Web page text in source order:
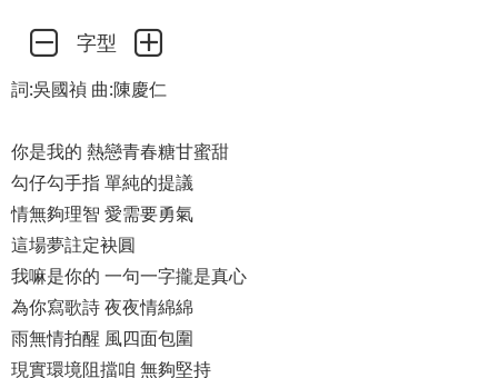
字型
詞:吳國禎 曲:陳慶仁
你是我的 熱戀青春糖甘蜜甜
勾仔勾手指 單純的提議
情無夠理智 愛需要勇氣
這場夢註定袂圓
我嘛是你的 一句一字攏是真心
為你寫歌詩 夜夜情綿綿
雨無情拍醒 風四面包圍
現實環境阻擋咱 無夠堅持